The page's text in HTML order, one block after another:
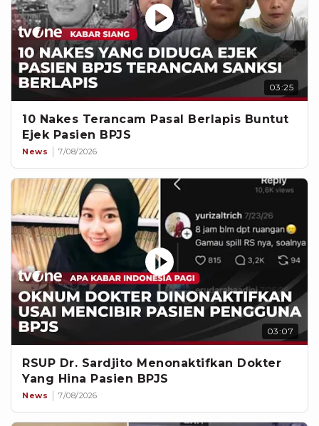
03:25
10 Nakes Terancam Pasal Berlapis Buntut
Ejek Pasien BPJS
News 7/08/2026
03:07
RSUP Dr. Sardjito Menonaktifkan Dokter
Yang Hina Pasien BPJS
News 7/08/2026